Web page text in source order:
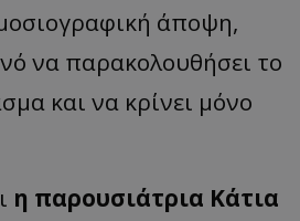
άποψη,
να παρακολουθήσει το
και να κρίνει μόνο
η παρουσιάτρια Κάτια